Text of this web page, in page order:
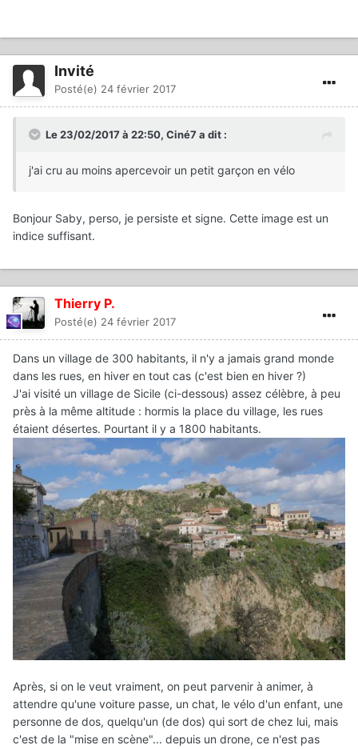
Invité
Posté(e) 24 février 2017
Le 23/02/2017 à 22:50, Ciné7 a dit :
j'ai cru au moins apercevoir un petit garçon en vélo
Bonjour Saby, perso, je persiste et signe. Cette image est un
indice suffisant.
Thierry P.
Posté(e) 24 février 2017
Dans un village de 300 habitants, il n'y a jamais grand monde
dans les rues, en hiver en tout cas (c'est bien en hiver ?)
J'ai visité un village de Sicile (ci-dessous) assez célèbre, à peu
près à la même altitude : hormis la place du village, les rues
étaient désertes. Pourtant il y a 1800 habitants.
Après, si on le veut vraiment, on peut parvenir à animer, à
attendre qu'une voiture passe, un chat, le vélo d'un enfant, une
personne de dos, quelqu'un (de dos) qui sort de chez lui, mais
c'est de la "mise en scène"... depuis un drone, ce n'est pas